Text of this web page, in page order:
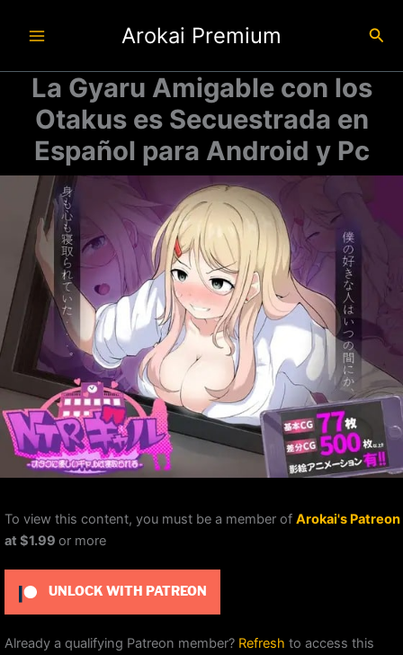
Arokai Premium
La Gyaru Amigable con los
Otakus es Secuestrada en
Español para Android y Pc
To view this content, you must be a member of Arokai's Patreon
at $1.99 or more
UNLOCK WITH PATREON
Already a qualifying Patreon member? Refresh to access this